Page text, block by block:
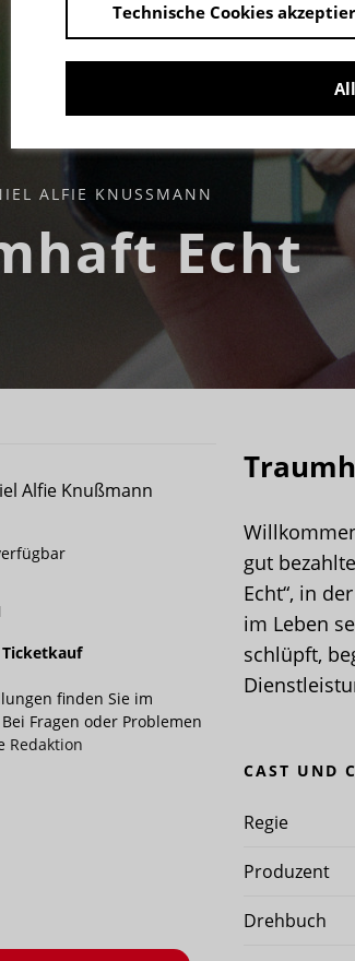
ALFIE KNUSSMANN
Echt
Alfie Knußmann
finden Sie im
Bei Fragen oder Problemen
Redaktion
gut
Echt“, in
im Leben
schlüpft,
CAST UND
Regie
Produzent
Drehbuch
Technische Cookies